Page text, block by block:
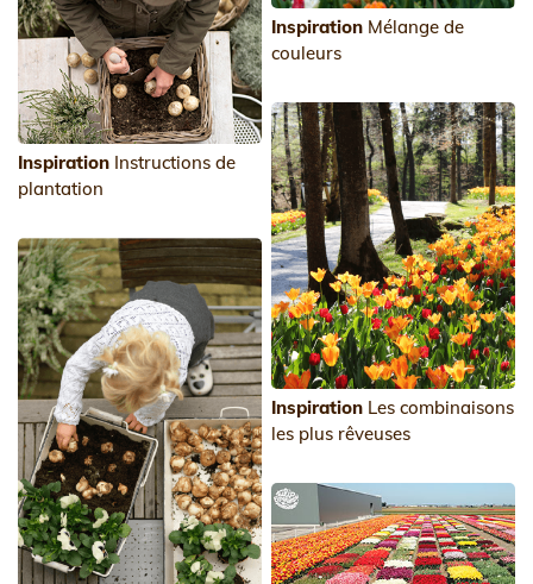
Inspiration Mélange de
couleurs
Inspiration Instructions de
plantation
Inspiration Les combinaisons
les plus rêveuses